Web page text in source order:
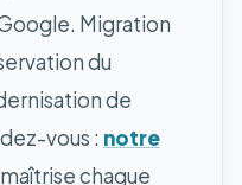
Migration
du
de
vous : notre
maîtrise chaque